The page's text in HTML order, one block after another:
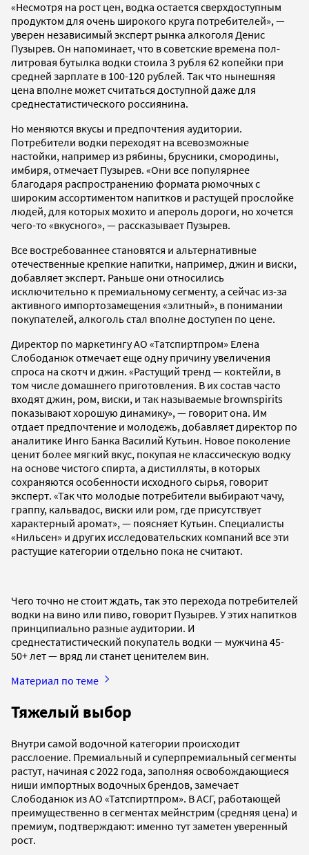
«Несмотря на рост цен, водка остается сверхдоступным
продуктом для очень широкого круга потребителей», —
уверен независимый эксперт рынка алкоголя Денис
Пузырев. Он напоминает, что в советские времена пол-
литровая бутылка водки стоила 3 рубля 62 копейки при
средней зарплате в 100-120 рублей. Так что нынешняя
цена вполне может считаться доступной даже для
среднестатистического россиянина.
Но меняются вкусы и предпочтения аудитории.
Потребители водки переходят на всевозможные
настойки, например из рябины, брусники, смородины,
имбиря, отмечает Пузырев. «Они все популярнее
благодаря распространению формата рюмочных с
широким ассортиментом напитков и растущей прослойке
людей, для которых мохито и апероль дороги, но хочется
чего-то «вкусного», — рассказывает Пузырев.
Все востребованнее становятся и альтернативные
отечественные крепкие напитки, например, джин и виски,
добавляет эксперт. Раньше они относились
исключительно к премиальному сегменту, а сейчас из-за
активного импортозамещения «элитный», в понимании
покупателей, алкоголь стал вполне доступен по цене.
Директор по маркетингу АО «Татспиртпром» Елена
Слободанюк отмечает еще одну причину увеличения
спроса на скотч и джин. «Растущий тренд — коктейли, в
том числе домашнего приготовления. В их состав часто
входят джин, ром, виски, и так называемые brownspirits
показывают хорошую динамику», — говорит она. Им
отдает предпочтение и молодежь, добавляет директор по
аналитике Инго Банка Василий Кутьин. Новое поколение
ценит более мягкий вкус, покупая не классическую водку
на основе чистого спирта, а дистилляты, в которых
сохраняются особенности исходного сырья, говорит
эксперт. «Так что молодые потребители выбирают чачу,
граппу, кальвадос, виски или ром, где присутствует
характерный аромат», — поясняет Кутьин. Специалисты
«Нильсен» и других исследовательских компаний все эти
растущие категории отдельно пока не считают.
Чего точно не стоит ждать, так это перехода потребителей
водки на вино или пиво, говорит Пузырев. У этих напитков
принципиально разные аудитории. И
среднестатистический покупатель водки — мужчина 45-
50+ лет — вряд ли станет ценителем вин.
Материал по теме
Тяжелый выбор
Внутри самой водочной категории происходит
расслоение. Премиальный и суперпремиальный сегменты
растут, начиная с 2022 года, заполняя освобождающиеся
ниши импортных водочных брендов, замечает
Слободанюк из АО «Татспиртпром». В АСГ, работающей
преимущественно в сегментах мейнстрим (средняя цена) и
премиум, подтверждают: именно тут заметен уверенный
рост.